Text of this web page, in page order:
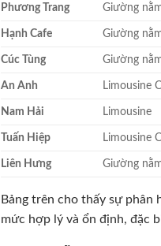
Phương Trang Giường
Hạnh Cafe Giường
Cúc Tùng Giường
An Anh Limousine
Nam Hải Limousine
Tuấn Hiệp Limousine
Liên Hưng Giường
Bảng trên cho thấy sự phân
mức hợp lý và ổn định, đặc